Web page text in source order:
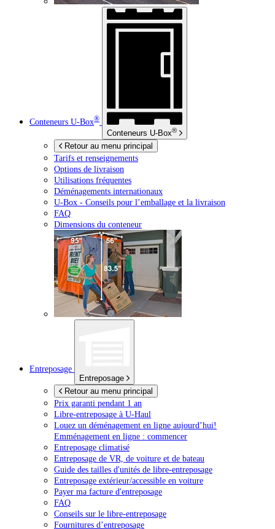
Conteneurs U-Box®
Conteneurs U-Box®
Retour au menu principal
Tarifs et renseignements
Options de livraison
Utilisations fréquentes
Déménagements internationaux
U-Box - Conseils pour l’emballage et la livraison
FAQ
Dimensions du conteneur
Entreposage
Entreposage
Retour au menu principal
Prix garanti pendant 1 an
Libre-entreposage à U-Haul
Louez un déménagement en ligne aujourd’hui!
Emménagement en ligne : commencer
Entreposage climatisé
Entreposage de VR, de voiture et de bateau
Guide des tailles d'unités de libre-entreposage
Entreposage extérieur/accessible en voiture
Payer ma facture d'entreposage
FAQ
Conseils sur le libre-entreposage
Fournitures d’entreposage